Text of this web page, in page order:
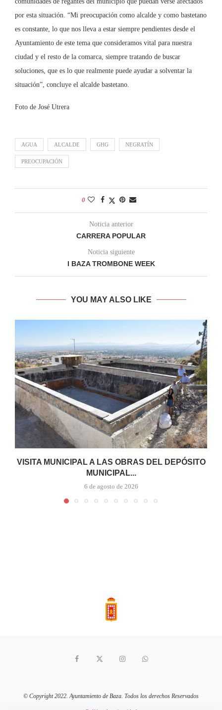
por esta situación. “Mi preocupación como alcalde y como bastetano
es constante, lo que nos lleva a estar siempre pendientes desde el
Ayuntamiento de este tema que consideramos vital para nuestra
ciudad y el resto de la comarca, siempre tratando de buscar
soluciones, que es lo que realmente puede ayudar a solventar la
situación”, concluye el alcalde bastetano.
Foto de José Utrera
AGUA ALCALDE GHG NEGRATÍN
PREOCUPACIÓN
0
Noticia anterior
CARRERA POPULAR
Noticia siguiente
I BAZA TROMBONE WEEK
YOU MAY ALSO LIKE
VISITA MUNICIPAL A LAS OBRAS DEL DEPÓSITO
MUNICIPAL...
6 de agosto de 2026
© Copyright 2022. Ayuntamiento de Baza. Todos los derechos Reservados